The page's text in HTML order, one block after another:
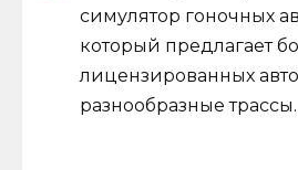
симулятор гоночных
который предлагает
лицензированных
разнообразные трассы.